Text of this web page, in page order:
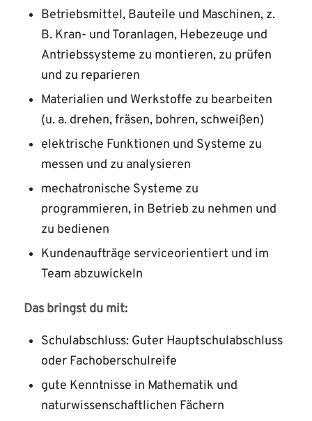
Betriebsmittel, Bauteile und Maschinen, z.
B. Kran- und Toranlagen, Hebezeuge und
Antriebssysteme zu montieren, zu prüfen
und zu reparieren
Materialien und Werkstoffe zu bearbeiten
(u. a. drehen, fräsen, bohren, schweißen)
elektrische Funktionen und Systeme zu
messen und zu analysieren
mechatronische Systeme zu
programmieren, in Betrieb zu nehmen und
zu bedienen
Kundenaufträge serviceorientiert und im
Team abzuwickeln
Das bringst du mit:
Schulabschluss: Guter Hauptschulabschluss
oder Fachoberschulreife
gute Kenntnisse in Mathematik und
naturwissenschaftlichen Fächern